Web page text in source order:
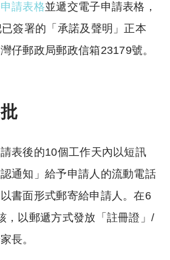
請表格並遞交電子申請表格，
簽署的「承諾及聲明」正本
仔郵政局郵政信箱23179號。
表後的10個工作天內以短訊
通知」給予申請人的流動電話
書面形式郵寄給申請人。在6
，以郵遞方式發放「註冊證」/
長。